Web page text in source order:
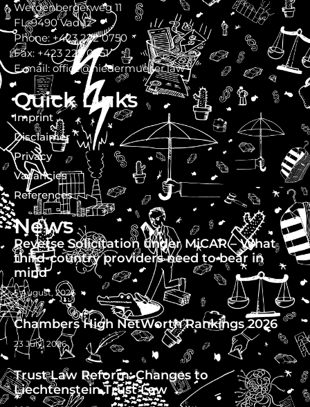
Werdenbergerweg 11
FL-9490 Vaduz
Phone: +423 222 0750
Fax: +423 222 0751
E-mail: office@niedermueller.law
Quick Links
Imprint
Disclaimer
Privacy
Vacancies
References
News
Reverse Solicitation under MiCAR – What
third-country providers need to bear in
mind
5 August, 2026
Chambers High NetWorth Rankings 2026
23 July, 2026
Trust Law Reform: Changes to
Liechtenstein Trust Law